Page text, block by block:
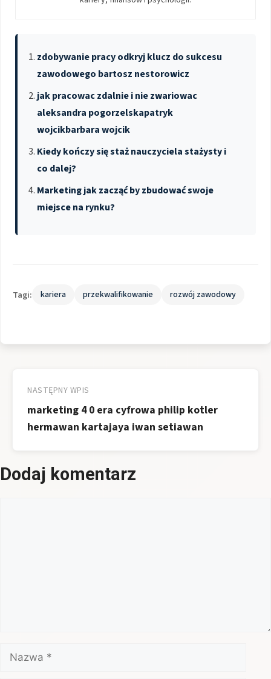
zdobywanie pracy odkryj klucz do sukcesu
zawodowego bartosz nestorowicz
jak pracowac zdalnie i nie zwariowac
aleksandra pogorzelskapatryk
wojcikbarbara wojcik
Kiedy kończy się staż nauczyciela stażysty i
co dalej?
Marketing jak zacząć by zbudować swoje
miejsce na rynku?
Tagi: kariera przekwalifikowanie rozwój zawodowy
wpisu
NASTĘPNY WPIS
marketing 4 0 era cyfrowa philip kotler
hermawan kartajaya iwan setiawan
Dodaj komentarz
Nazwa